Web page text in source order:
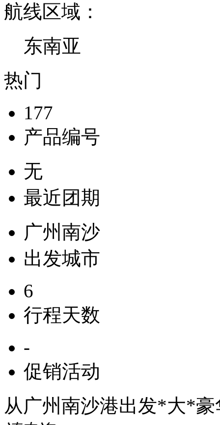
航线区域：
东南亚
热门
177
产品编号
无
最近团期
广州南沙
出发城市
6
行程天数
-
促销活动
从广州南沙港出发*大*